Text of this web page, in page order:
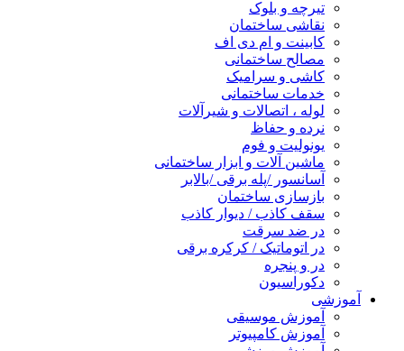
تیرچه و بلوک
نقاشی ساختمان
کابینت و ام دی اف
مصالح ساختمانی
کاشی و سرامیک
خدمات ساختمانی
لوله ، اتصالات و شیرآلات
نرده و حفاظ
یونولیت و فوم
ماشین آلات و ابزار ساختمانی
آسانسور /پله برقی /بالابر
بازسازی ساختمان
سقف کاذب / دیوار کاذب
در ضد سرقت
در اتوماتیک / کرکره برقی
در و پنجره
دکوراسیون
آموزشی
آموزش موسیقی
آموزش کامپیوتر